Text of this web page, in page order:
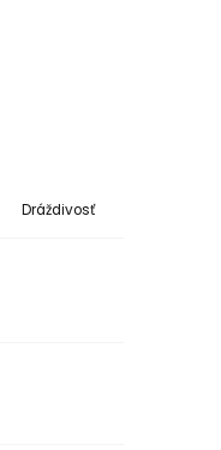
Dráždivosť